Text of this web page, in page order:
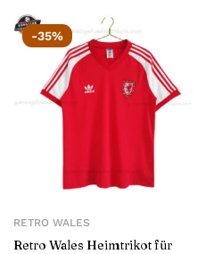
-35%
RETRO WALES
Retro Wales Heimtrikot für